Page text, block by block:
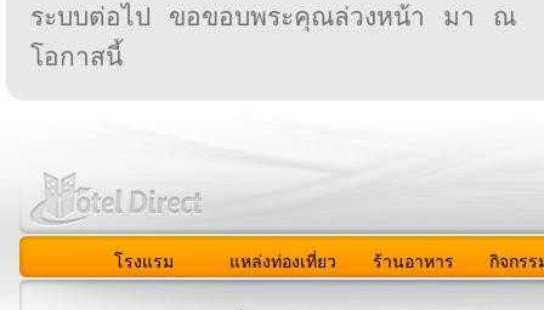
ระบบต่อไป ขอขอบพระคุณล่วงหน้า มา ณ
โอกาสนี้
โรงแรม แหล่งท่องเที่ยว ร้านอาหาร กิจกรร